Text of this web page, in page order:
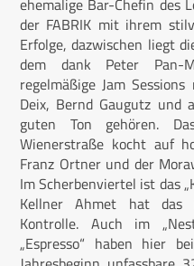
ehemalige Bar-Chefin des
der FABRIK mit ihrem
Erfolge, dazwischen liegt
dem dank Peter Pan-
regelmäßige Jam
Deix, Bernd Gaugutz und
guten Ton gehören.
Wienerstraße kocht auf
Franz Ortner und der
Im Scherbenviertel ist das
Kellner Ahmet hat
Kontrolle. Auch im
„Espresso“ haben hier